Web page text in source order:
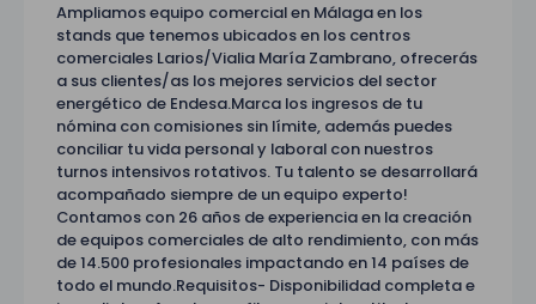
Ampliamos equipo comercial en Málaga en los
stands que tenemos ubicados en los centros
comerciales Larios/Vialia María Zambrano, ofrecerás
a sus clientes/as los mejores servicios del sector
energético de Endesa.Marca los ingresos de tu
nómina con comisiones sin límite, además puedes
conciliar tu vida personal y laboral con nuestros
turnos intensivos rotativos. Tu talento se desarrollará
acompañado siempre de un equipo experto!
Contamos con 26 años de experiencia en la creación
de equipos comerciales de alto rendimiento, con más
de 14.500 profesionales impactando en 14 países de
todo el mundo.Requisitos- Disponibilidad completa e